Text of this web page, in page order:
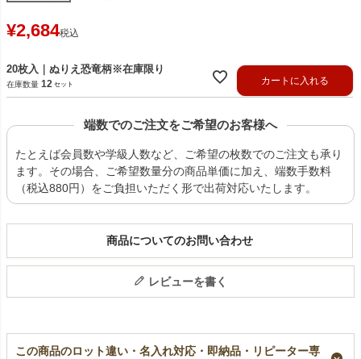
¥2,684税込
20枚入｜ぬりえ恐竜柄※在庫限り
在庫数量 12 カートに入れる
端数でのご注文をご希望のお客様へ
たとえば会員数や学級人数など、ご希望の枚数でのご注文も承り
ます。その場合、ご希望数量分の商品単価に加え、端数手数料
（税込880円）をご負担いただく形で出荷対応いたします。
商品についてのお問い合わせ
レビューを書く
この商品のロット違い・名入れ対応・即納品・リピーター専